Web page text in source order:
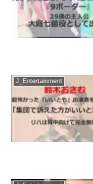
J_Entertainment